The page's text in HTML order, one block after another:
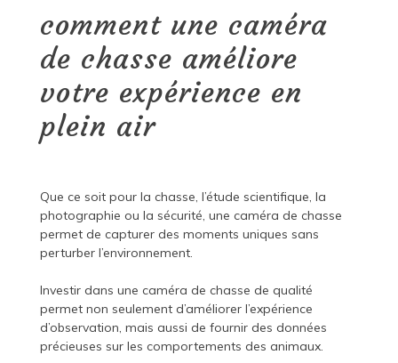
comment une caméra
de chasse améliore
votre expérience en
plein air
Que ce soit pour la chasse, l’étude scientifique, la
photographie ou la sécurité, une caméra de chasse
permet de capturer des moments uniques sans
perturber l’environnement.
Investir dans une caméra de chasse de qualité
permet non seulement d’améliorer l’expérience
d’observation, mais aussi de fournir des données
précieuses sur les comportements des animaux.